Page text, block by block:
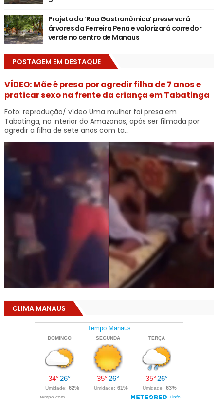
Projeto da ‘Rua Gastronômica’ preservará
árvores da Ferreira Pena e valorizará corredor
verde no centro de Manaus
POSTAGEM EM DESTAQUE
VÍDEO: Mãe é presa por agredir filha de 7 anos e
praticar sexo na frente da criança em Tabatinga
Foto: reprodução/ vídeo Uma mulher foi presa em
Tabatinga, no interior do Amazonas, após ser filmada por
agredir a filha de sete anos com ta...
CLIMA MANAUS